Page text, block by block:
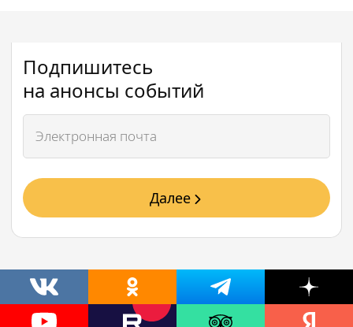
Подпишитесь
на анонсы событий
Далее